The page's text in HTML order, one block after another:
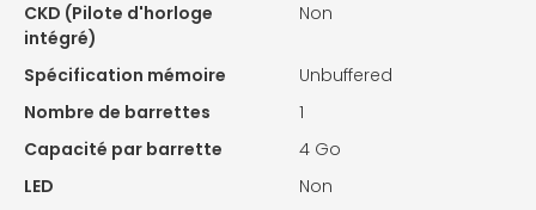
CKD (Pilote d'horloge
intégré)
Non
Spécification mémoire
Unbuffered
Nombre de barrettes
1
Capacité par barrette
4 Go
LED
Non